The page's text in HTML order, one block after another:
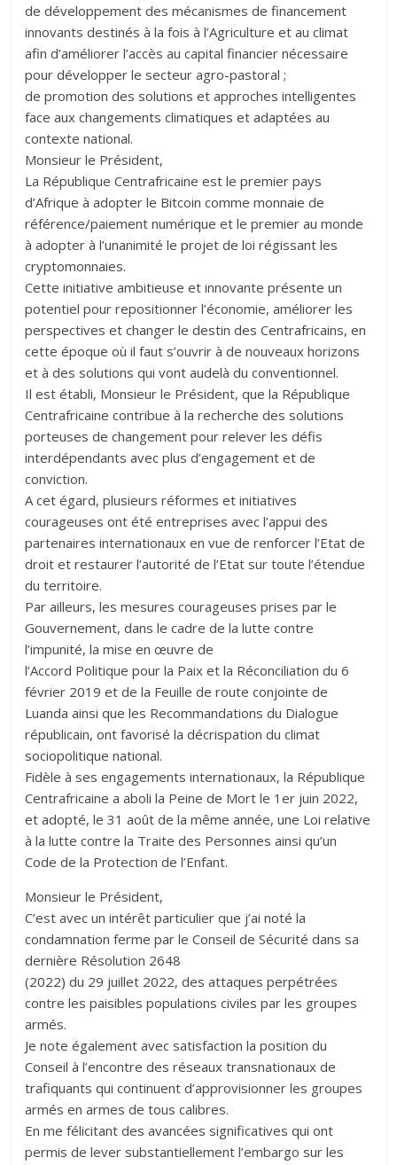
de développement des mécanismes de financement
innovants destinés à la fois à l’Agriculture et au climat
afin d’améliorer l’accès au capital financier nécessaire
pour développer le secteur agro-pastoral ;
de promotion des solutions et approches intelligentes
face aux changements climatiques et adaptées au
contexte national.
Monsieur le Président,
La République Centrafricaine est le premier pays
d’Afrique à adopter le Bitcoin comme monnaie de
référence/paiement numérique et le premier au monde
à adopter à l’unanimité le projet de loi régissant les
cryptomonnaies.
Cette initiative ambitieuse et innovante présente un
potentiel pour repositionner l’économie, améliorer les
perspectives et changer le destin des Centrafricains, en
cette époque où il faut s’ouvrir à de nouveaux horizons
et à des solutions qui vont audelà du conventionnel.
Il est établi, Monsieur le Président, que la République
Centrafricaine contribue à la recherche des solutions
porteuses de changement pour relever les défis
interdépendants avec plus d’engagement et de
conviction.
A cet égard, plusieurs réformes et initiatives
courageuses ont été entreprises avec l’appui des
partenaires internationaux en vue de renforcer l’Etat de
droit et restaurer l’autorité de l’Etat sur toute l’étendue
du territoire.
Par ailleurs, les mesures courageuses prises par le
Gouvernement, dans le cadre de la lutte contre
l’impunité, la mise en œuvre de
l’Accord Politique pour la Paix et la Réconciliation du 6
février 2019 et de la Feuille de route conjointe de
Luanda ainsi que les Recommandations du Dialogue
républicain, ont favorisé la décrispation du climat
sociopolitique national.
Fidèle à ses engagements internationaux, la République
Centrafricaine a aboli la Peine de Mort le 1er juin 2022,
et adopté, le 31 août de la même année, une Loi relative
à la lutte contre la Traite des Personnes ainsi qu’un
Code de la Protection de l’Enfant.
Monsieur le Président,
C’est avec un intérêt particulier que j’ai noté la
condamnation ferme par le Conseil de Sécurité dans sa
dernière Résolution 2648
(2022) du 29 juillet 2022, des attaques perpétrées
contre les paisibles populations civiles par les groupes
armés.
Je note également avec satisfaction la position du
Conseil à l’encontre des réseaux transnationaux de
trafiquants qui continuent d’approvisionner les groupes
armés en armes de tous calibres.
En me félicitant des avancées significatives qui ont
permis de lever substantiellement l’embargo sur les